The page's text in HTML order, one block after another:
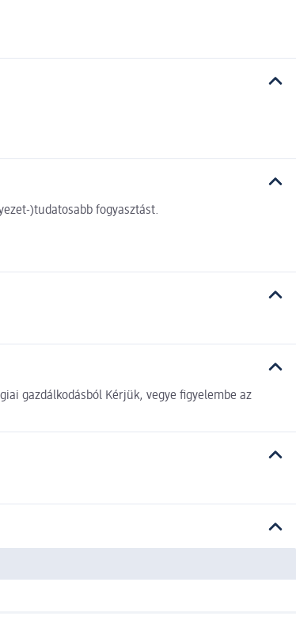
)tudatosabb fogyasztást.
gazdálkodásból Kérjük, vegye figyelembe az